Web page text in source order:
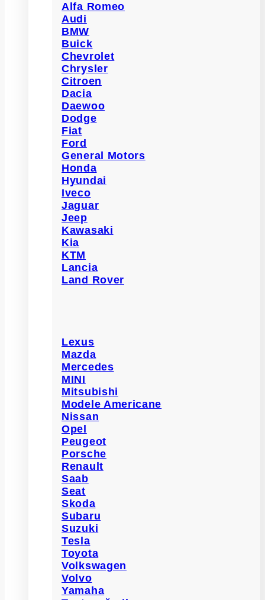
Alfa Romeo
Audi
BMW
Buick
Chevrolet
Chrysler
Citroen
Dacia
Daewoo
Dodge
Fiat
Ford
General Motors
Honda
Hyundai
Iveco
Jaguar
Jeep
Kawasaki
Kia
KTM
Lancia
Land Rover
Lexus
Mazda
Mercedes
MINI
Mitsubishi
Modele Americane
Nissan
Opel
Peugeot
Porsche
Renault
Saab
Seat
Skoda
Subaru
Suzuki
Tesla
Toyota
Volkswagen
Volvo
Yamaha